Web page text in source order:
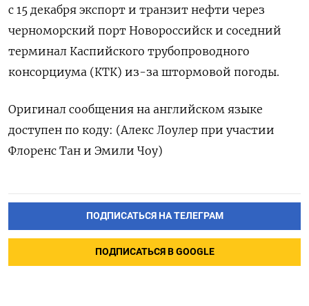
с 15 декабря экспорт и транзит нефти через
черноморский порт Новороссийск и соседний
терминал Каспийского трубопроводного
консорциума (КТК) из-за штормовой погоды.
Оригинал сообщения на английском языке
доступен по коду: (Алекс Лоулер при участии
Флоренс Тан и Эмили Чоу)
ПОДПИСАТЬСЯ НА ТЕЛЕГРАМ
ПОДПИСАТЬСЯ В GOOGLE